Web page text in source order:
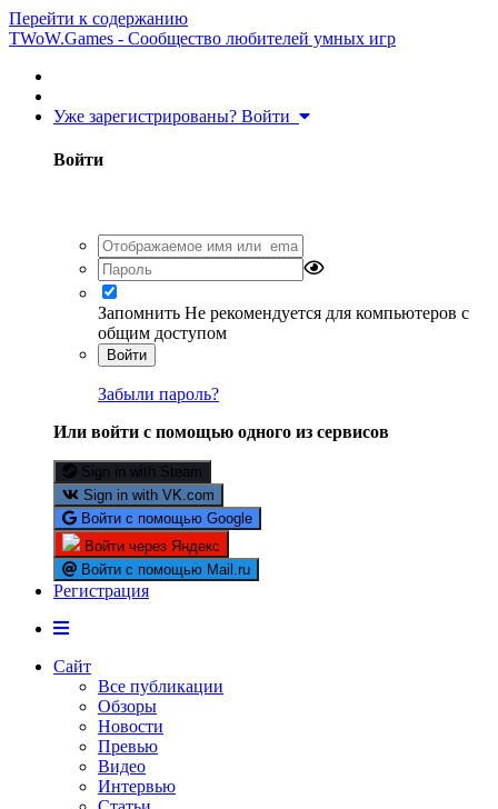
Перейти к содержанию
TWoW.Games - Сообщество любителей умных игр
Уже зарегистрированы? Войти
Войти
Запомнить Не рекомендуется для компьютеров с
общим доступом
Войти
Забыли пароль?
Или войти с помощью одного из сервисов
Sign in with Steam
Sign in with VK.com
Войти с помощью Google
Войти через Яндекс
Войти с помощью Mail.ru
Регистрация
Сайт
Все публикации
Обзоры
Новости
Превью
Видео
Интервью